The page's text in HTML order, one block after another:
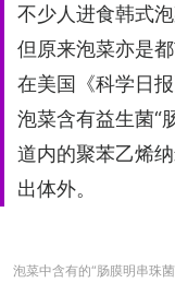
不少人进食韩式
但原来泡菜亦是
在美国《科学日
泡菜含有益生菌“
道内的聚苯乙烯
出体外。
泡菜中含有的“肠膜明串珠